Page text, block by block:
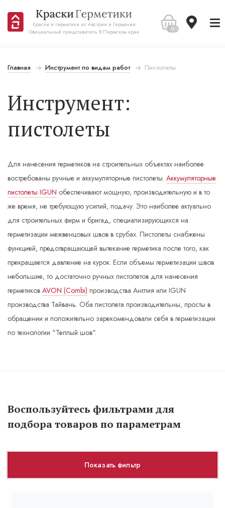
Краски и герметики из Австрии и Германии
Официальный представитель В Пермском крае
0
Главная Инструмент по видам работ Пистолеты
Инструмент:
пистолеты
Для нанесения герметиков на строительных объектах наиболее
востребованы ручные и аккумуляторные пистолеты. Аккумуляторные
пистолеты IGUN обеспечивают мощную, производительную и в то
же время, не требующую усилий, подачу. Это наиболее актуально
для строительных фирм и бригад, специализирующихся на
герметизации межвенцовых швов в срубах. Пистолеты снабжены
функцией, предотвращающей вытекание герметика после того, как
прекращается давление на курок. Если объемы герметизации швов
небольшие, то достаточно ручных пистолетов для нанесения
герметиков AVON (Combi) производства Англия или IGUN
производства Тайвань. Оба пистолета производительны, просты в
обращении и положительно зарекомендовали себя в герметизации
по технологии "Теплый шов".
Воспользуйтесь фильтрами для
подбора товаров по параметрам
Показать фильтр